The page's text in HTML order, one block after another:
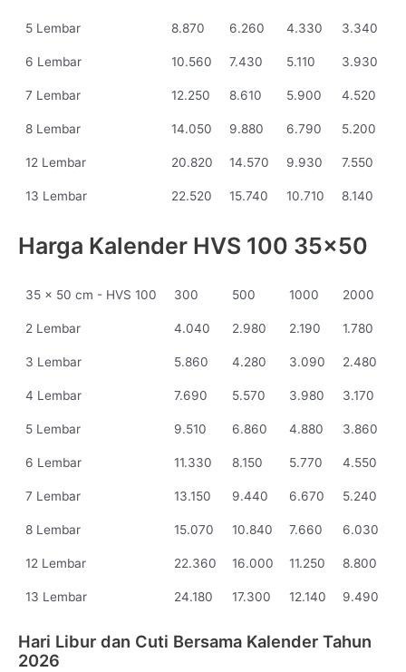
5 Lembar 8.870 6.260 4.330 3.340
6 Lembar 10.560 7.430 5.110 3.930
7 Lembar 12.250 8.610 5.900 4.520
8 Lembar 14.050 9.880 6.790 5.200
12 Lembar 20.820 14.570 9.930 7.550
13 Lembar 22.520 15.740 10.710 8.140
Harga Kalender HVS 100 35x50
35 x 50 cm - HVS 100 300 500 1000 2000
2 Lembar 4.040 2.980 2.190 1.780
3 Lembar 5.860 4.280 3.090 2.480
4 Lembar 7.690 5.570 3.980 3.170
5 Lembar 9.510 6.860 4.880 3.860
6 Lembar 11.330 8.150 5.770 4.550
7 Lembar 13.150 9.440 6.670 5.240
8 Lembar 15.070 10.840 7.660 6.030
12 Lembar 22.360 16.000 11.250 8.800
13 Lembar 24.180 17.300 12.140 9.490
Hari Libur dan Cuti Bersama Kalender Tahun
2026